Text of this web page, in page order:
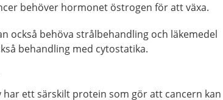
behöver hormonet östrogen för att växa.
också behöva strålbehandling och läkemedel
behandling med cytostatika.
har ett särskilt protein som gör att cancern kan